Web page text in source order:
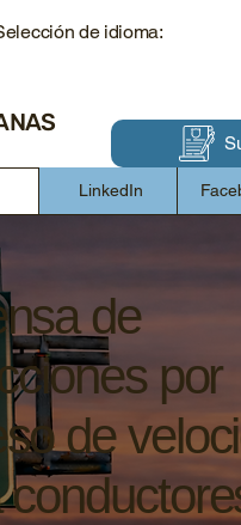
de idioma:
LinkedIn
de
por
de